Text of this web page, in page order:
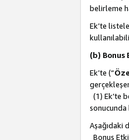
belirleme
Ek’te
(b)
Ek’te (“
(1) Ek’te
sonucunda
Aşağıdaki
Bonus